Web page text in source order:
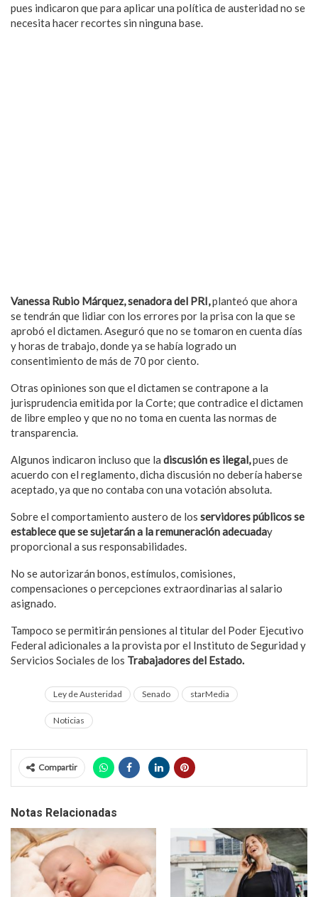
pues indicaron que para aplicar una política de austeridad no se
necesita hacer recortes sin ninguna base.
Vanessa Rubio Márquez, senadora del PRI,planteó que ahora
se tendrán que lidiar con los errores por la prisa con la que se
aprobó el dictamen. Aseguró que no se tomaron en cuenta días
y horas de trabajo, donde ya se había logrado un
consentimiento de más de 70 por ciento.
Otras opiniones son que el dictamen se contrapone a la
jurisprudencia emitida por la Corte; que contradice el dictamen
de libre empleo y que no no toma en cuenta las normas de
transparencia.
Algunos indicaron incluso que la discusión es ilegal,pues de
acuerdo con el reglamento, dicha discusión no debería haberse
aceptado, ya que no contaba con una votación absoluta.
Sobre el comportamiento austero de los servidores públicos se
establece que se sujetarán a la remuneración adecuaday
proporcional a sus responsabilidades.
No se autorizarán bonos, estímulos, comisiones,
compensaciones o percepciones extraordinarias al salario
asignado.
Tampoco se permitirán pensiones al titular del Poder Ejecutivo
Federal adicionales a la provista por el Instituto de Seguridad y
Servicios Sociales de los Trabajadores del Estado.
Ley de Austeridad Senado starMedia
Noticias
Compartir
Notas Relacionadas